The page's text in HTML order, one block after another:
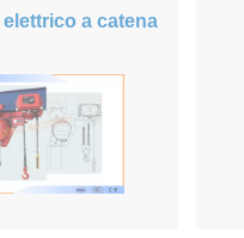
elettrico a catena